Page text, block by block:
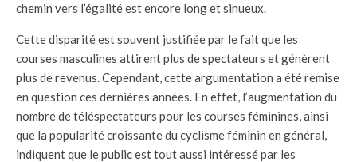
chemin vers l’égalité est encore long et sinueux.
Cette disparité est souvent justifiée par le fait que les
courses masculines attirent plus de spectateurs et génèrent
plus de revenus. Cependant, cette argumentation a été remise
en question ces dernières années. En effet, l’augmentation du
nombre de téléspectateurs pour les courses féminines, ainsi
que la popularité croissante du cyclisme féminin en général,
indiquent que le public est tout aussi intéressé par les